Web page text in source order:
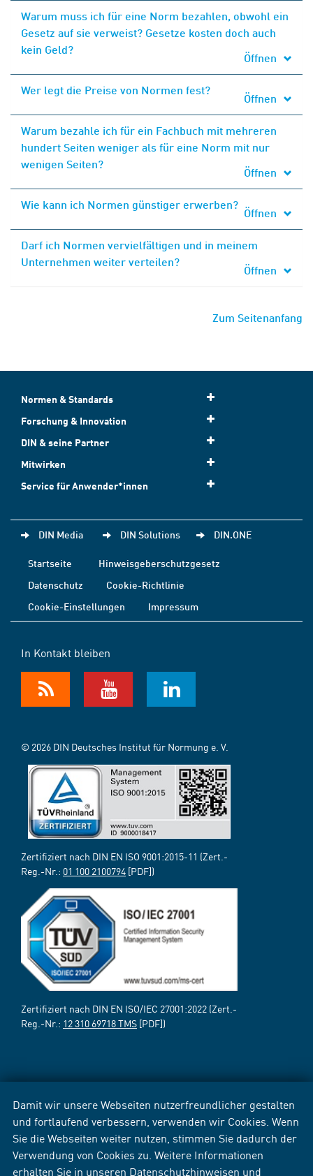
Damit wir unsere Webseiten nutzerfreundlicher gestalten
und fortlaufend verbessern, verwenden wir Cookies. Wenn
Sie die Webseiten weiter nutzen, stimmen Sie dadurch der
Verwendung von Cookies zu. Weitere Informationen
erhalten Sie in unseren Datenschutzhinweisen und
Warum muss ich für eine Norm bezahlen, obwohl ein
Gesetz auf sie verweist? Gesetze kosten doch auch
kein Geld?
Öffnen
Wer legt die Preise von Normen fest?
Öffnen
Warum bezahle ich für ein Fachbuch mit mehreren
hundert Seiten weniger als für eine Norm mit nur
wenigen Seiten?
Öffnen
Wie kann ich Normen günstiger erwerben?
Öffnen
Darf ich Normen vervielfältigen und in meinem
Unternehmen weiter verteilen?
Öffnen
Zum Seitenanfang
Normen & Standards
Forschung & Innovation
DIN & seine Partner
Mitwirken
Service für Anwender*innen
DIN Media DIN Solutions DIN.ONE
Startseite
Hinweisgeberschutzgesetz
Datenschutz
Cookie-Richtlinie
Cookie-Einstellungen
Impressum
In Kontakt bleiben
© 2026 DIN Deutsches Institut für Normung e. V.
Zertifiziert nach DIN EN ISO 9001:2015-11 (Zert.-
Reg.-Nr.: 01 100 2100794 [PDF])
Zertifiziert nach DIN EN ISO/IEC 27001:2022 (Zert.-
Reg.-Nr.: 12 310 69718 TMS [PDF])